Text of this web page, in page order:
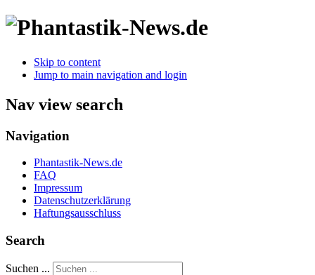
Skip to content
Jump to main navigation and login
Nav view search
Navigation
Phantastik-News.de
FAQ
Impressum
Datenschutzerklärung
Haftungsausschluss
Search
Suchen ...